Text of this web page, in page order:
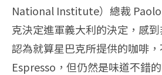
National Institute）總裁
克決定進軍義大利的決定，感
認為就算星巴克所提供的咖啡
Espresso，但仍然是味道不錯